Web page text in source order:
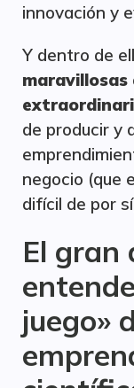
innovación y
Y dentro de
maravillosas
de producir y
negocio (que
difícil de por
El gran
juego»